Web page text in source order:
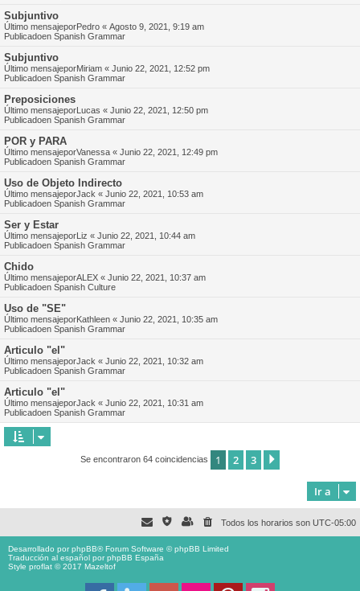
Subjuntivo
Último mensajeporPedro « Agosto 9, 2021, 9:19 am
Publicadoen Spanish Grammar
Subjuntivo
Último mensajeporMiriam « Junio 22, 2021, 12:52 pm
Publicadoen Spanish Grammar
Preposiciones
Último mensajeporLucas « Junio 22, 2021, 12:50 pm
Publicadoen Spanish Grammar
POR y PARA
Último mensajeporVanessa « Junio 22, 2021, 12:49 pm
Publicadoen Spanish Grammar
Uso de Objeto Indirecto
Último mensajeporJack « Junio 22, 2021, 10:53 am
Publicadoen Spanish Grammar
Ser y Estar
Último mensajeporLiz « Junio 22, 2021, 10:44 am
Publicadoen Spanish Grammar
Chido
Último mensajeporALEX « Junio 22, 2021, 10:37 am
Publicadoen Spanish Culture
Uso de "SE"
Último mensajeporKathleen « Junio 22, 2021, 10:35 am
Publicadoen Spanish Grammar
Articulo "el"
Último mensajeporJack « Junio 22, 2021, 10:32 am
Publicadoen Spanish Grammar
Articulo "el"
Último mensajeporJack « Junio 22, 2021, 10:31 am
Publicadoen Spanish Grammar
Se encontraron 64 coincidencias 1 2 3
Ir a
Todos los horarios son UTC-05:00
Desarrollado porphpBB® Forum Software © phpBB Limited
Traducción al español porphpBB España
Style proflat © 2017 Mazeltof